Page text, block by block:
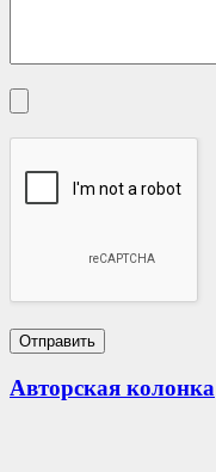
Авторская колонка